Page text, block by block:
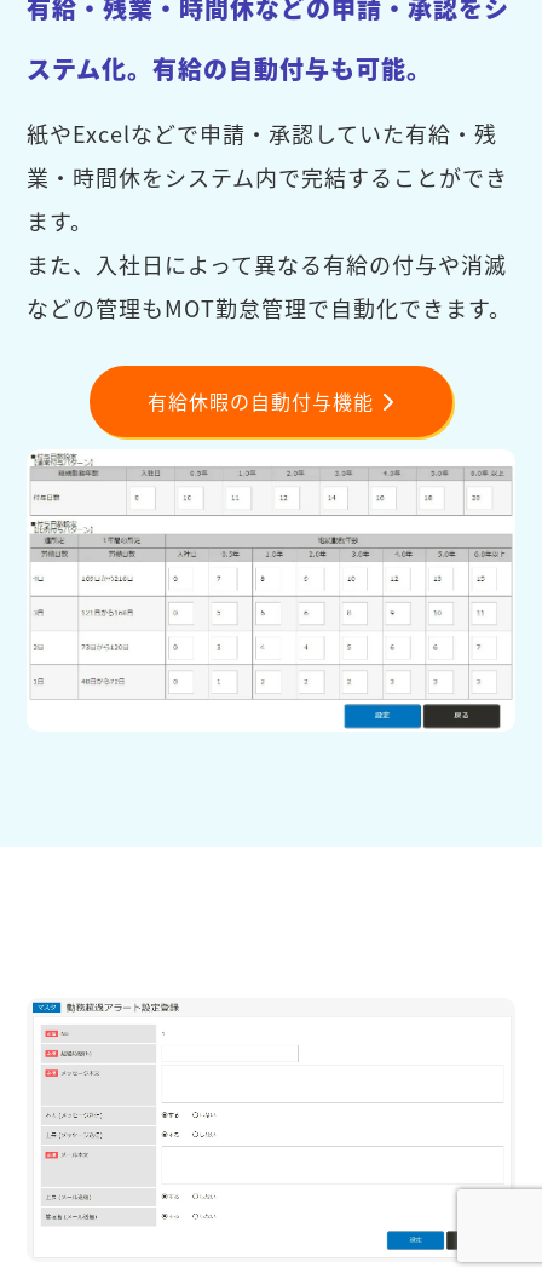
有給・残業・時間休などの申請・承認をシ
ステム化。有給の自動付与も可能。
紙やExcelなどで申請・承認していた有給・残
業・時間休をシステム内で完結することができ
ます。
また、入社日によって異なる有給の付与や消滅
などの管理もMOT勤怠管理で自動化できます。
有給休暇の自動付与機能